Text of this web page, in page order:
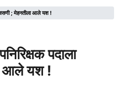
गवसणी ; मेहनतीला आले यश !
पदाला
आले यश !